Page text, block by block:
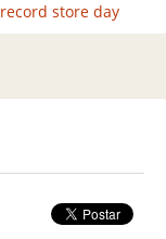
record store day